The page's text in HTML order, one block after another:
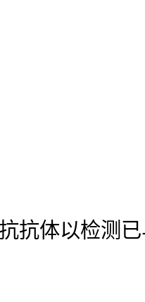
抗体以检测